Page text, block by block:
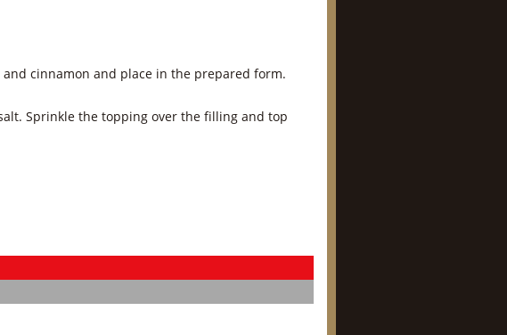
cinnamon and place in the prepared form.
Sprinkle the topping over the filling and top